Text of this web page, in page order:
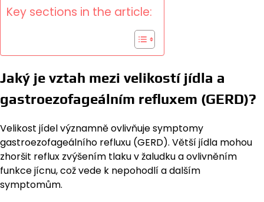
Key sections in the article:
Jaký je vztah mezi velikostí jídla a
gastroezofageálním refluxem (GERD)?
Velikost jídel významně ovlivňuje symptomy
gastroezofageálního refluxu (GERD). Větší jídla mohou
zhoršit reflux zvýšením tlaku v žaludku a ovlivněním
funkce jícnu, což vede k nepohodlí a dalším
symptomům.